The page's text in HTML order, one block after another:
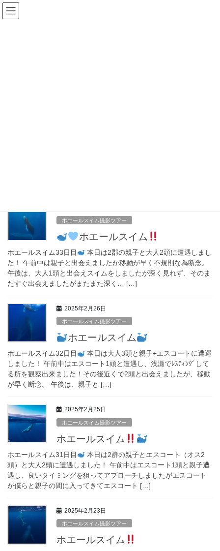
コ
ン
ナ
ビ
ホエールスイム撮影ツアー
ホエールスイム
ホエールスイム33日目
本日は2郡の親子と大人2頭に遭遇しまし
た！ 午前中は親子と出会えましたが移動が早く不規則な為断念。
午後は、大人1頭と出会えスイムをしましたが深く見れず、そのま
たすぐ出会えましたがまたまた深く… […]
2025年2月26日
ホエールスイム撮影ツアー
ホエールスイム
ホエールスイム32日目
本日は大人3頭と親子+エスコートに遭遇
しました！ 午前中はエスコート1頭と遭遇し、浅瀬でﾚｽﾃｨﾝｸﾞして
る所を観察出来ました！その後近くで2頭と出会えましたが、移動
が早く断念。 午後は、親子と […]
2025年2月25日
ホエールスイム撮影ツアー
ホエールスイム
ホエールスイム31日目
本日は2群の親子とエスコート（オス2
頭）と大人2頭に遭遇しました！ 午前中はエスコート1頭と親子遭
遇し、良いタイミングを狙ってアプローチしましたがエスコート
が僕らと親子の間に入ってきてエスコート […]
2025年2月23日
ホエールスイム撮影ツアー
ホエールスイム